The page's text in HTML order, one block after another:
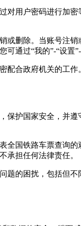
用户密码进行加
删除。当账号注
通过“我的”-“设置”-
合政府机关的工
保护国家安全，并
全国铁路车票查询的
承担任何法律责任。
题的困扰，包括但不